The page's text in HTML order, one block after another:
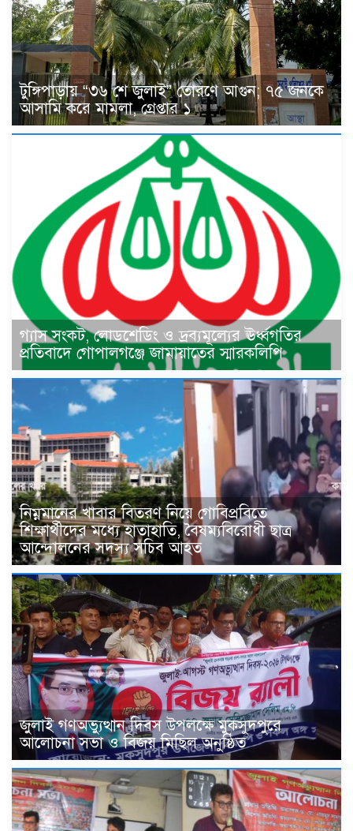
টুঙ্গিপাড়ায় “৩৬ শে জুলাই” তোরণে আগুন; ৭৫ জনকে
আসামি করে মামলা, গ্রেপ্তার ১
গ্যাস সংকট, লোডশেডিং ও দ্রব্যমূল্যের ঊর্ধ্বগতির
প্রতিবাদে গোপালগঞ্জে জামায়াতের স্মারকলিপি
নিম্নমানের খাবার বিতরণ নিয়ে গোবিপ্রবিতে
শিক্ষার্থীদের মধ্যে হাতাহাতি, বৈষম্যবিরোধী ছাত্র
আন্দোলনের সদস্য সচিব আহত
জুলাই গণঅভ্যুত্থান দিবস উপলক্ষে মুকসুদপুরে
আলোচনা সভা ও বিজয় মিছিল অনুষ্ঠিত